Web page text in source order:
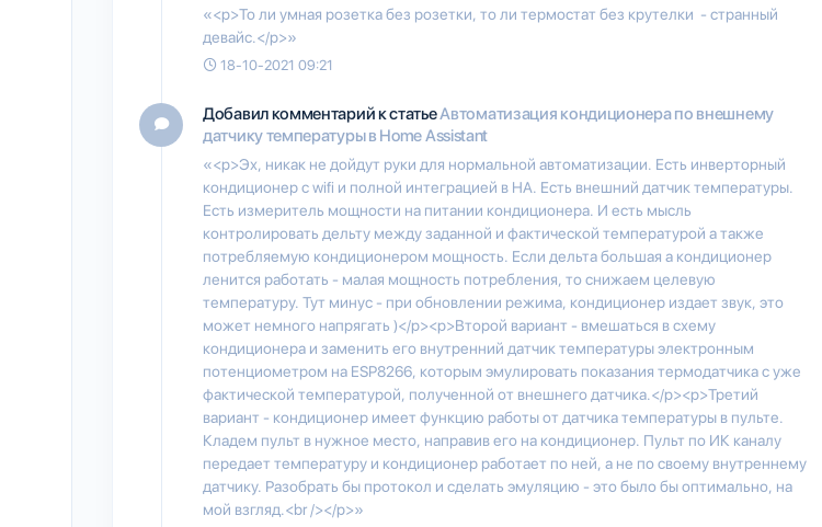
«<p>То ли умная розетка без розетки, то ли термостат без крутелки - странный
девайс.</p>»
18-10-2021 09:21
Добавил комментарий к статьеАвтоматизация кондиционера по внешнему
датчику температуры в Home Assistant
«<p>Эх, никак не дойдут руки для нормальной автоматизации. Есть инверторный
кондиционер с wifi и полной интеграцией в HA. Есть внешний датчик температуры.
Есть измеритель мощности на питании кондиционера. И есть мысль
контролировать дельту между заданной и фактической температурой а также
потребляемую кондиционером мощность. Если дельта большая а кондиционер
ленится работать - малая мощность потребления, то снижаем целевую
температуру. Тут минус - при обновлении режима, кондиционер издает звук, это
может немного напрягать )</p><p>Второй вариант - вмешаться в схему
кондиционера и заменить его внутренний датчик температуры электронным
потенциометром на ESP8266, которым эмулировать показания термодатчика с уже
фактической температурой, полученной от внешнего датчика.</p><p>Третий
вариант - кондиционер имеет функцию работы от датчика температуры в пульте.
Кладем пульт в нужное место, направив его на кондиционер. Пульт по ИК каналу
передает температуру и кондиционер работает по ней, а не по своему внутреннему
датчику. Разобрать бы протокол и сделать эмуляцию - это было бы оптимально, на
мой взгляд.<br /></p>»